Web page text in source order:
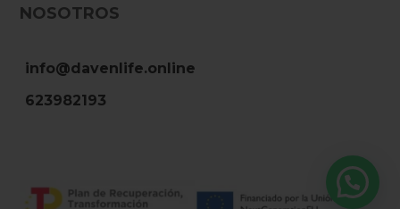
NOSOTROS
info@davenlife.online
623982193